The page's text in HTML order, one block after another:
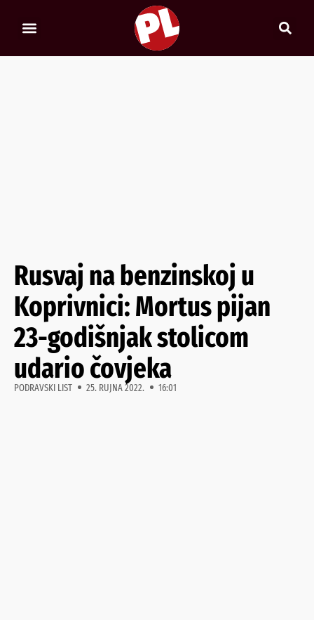
Rusvaj na benzinskoj u
Koprivnici: Mortus pijan
23-godišnjak stolicom
udario čovjeka
PODRAVSKI LIST 25. RUJNA 2022. 16:01